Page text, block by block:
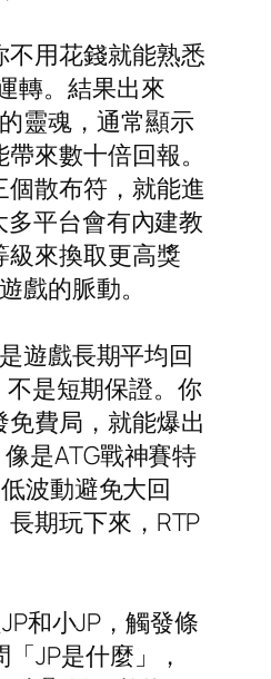
用花錢就能熟悉
轉。結果出來
靈魂，通常顯示
來數十倍回報。
散布符，就能進
平台會有內建教
來換取更高獎
的脈動。
遊戲長期平均回
是短期保證。你
費局，就能爆出
是ATG戰神賽特
波動避免大回
期玩下來，RTP
和小JP，觸發條
JP是什麼」，